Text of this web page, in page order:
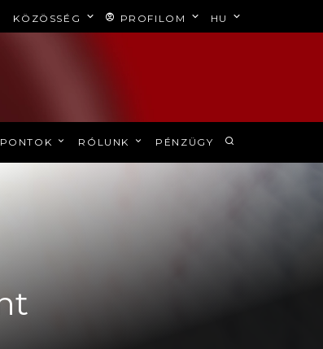
KÖZÖSSÉG PROFILOM HU
RÓLUNK PÉNZÜGY